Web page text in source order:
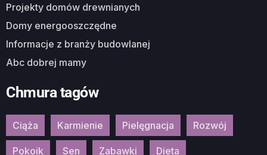
Projekty domów drewnianych
Domy energooszczędne
Informacje z branży budowlanej
Abc dobrej mamy
Chmura tagów
Ciąża Karmienie Pielęgnacja Rozwój
Pokoik Sen Zabawki Dieta